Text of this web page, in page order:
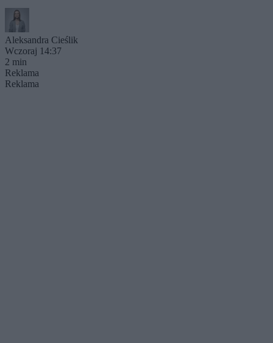
Aleksandra Cieślik
Wczoraj 14:37
2 min
Reklama
Reklama